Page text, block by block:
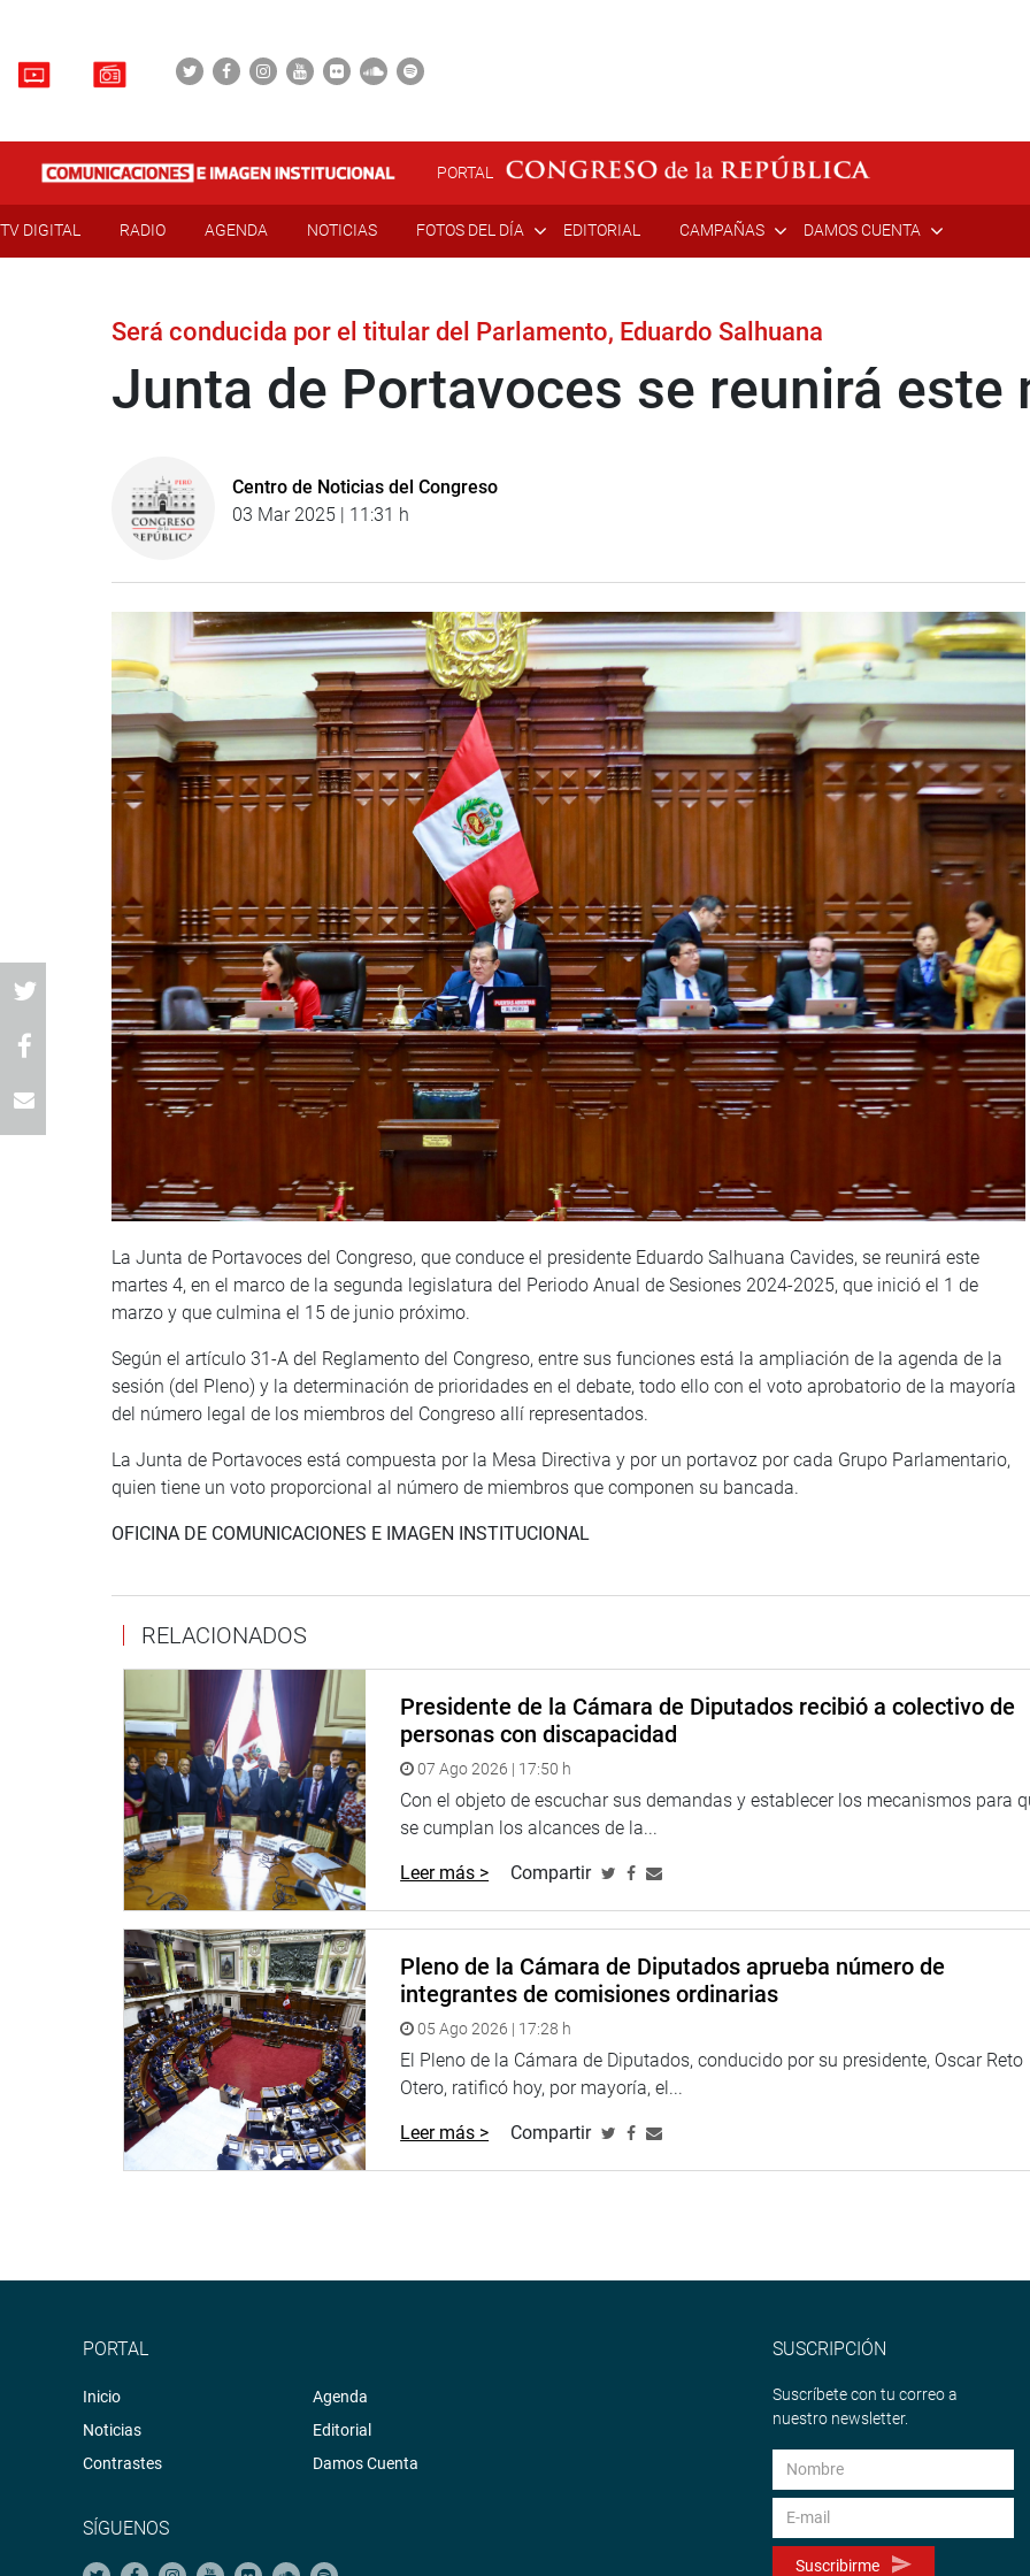
PORTAL
TV DIGITAL RADIO AGENDA NOTICIAS FOTOS DEL DÍA EDITORIAL CAMPAÑAS DAMOS CUENTA
Será conducida por el titular del Parlamento, Eduardo Salhuana
Junta de Portavoces se reunirá este
Centro de Noticias del Congreso
03 Mar 2025 | 11:31 h
La Junta de Portavoces del Congreso, que conduce el presidente Eduardo Salhuana Cavides, se reunirá este
martes 4, en el marco de la segunda legislatura del Periodo Anual de Sesiones 2024-2025, que inició el 1 de
marzo y que culmina el 15 de junio próximo.
Según el artículo 31-A del Reglamento del Congreso, entre sus funciones está la ampliación de la agenda de la
sesión (del Pleno) y la determinación de prioridades en el debate, todo ello con el voto aprobatorio de la mayoría
del número legal de los miembros del Congreso allí representados.
La Junta de Portavoces está compuesta por la Mesa Directiva y por un portavoz por cada Grupo Parlamentario,
quien tiene un voto proporcional al número de miembros que componen su bancada.
OFICINA DE COMUNICACIONES E IMAGEN INSTITUCIONAL
RELACIONADOS
Presidente de la Cámara de Diputados recibió a colectivo de
personas con discapacidad
07 Ago 2026 | 17:50 h
Con el objeto de escuchar sus demandas y establecer los mecanismos para
se cumplan los alcances de la...
Leer más > Compartir
Pleno de la Cámara de Diputados aprueba número de
integrantes de comisiones ordinarias
05 Ago 2026 | 17:28 h
El Pleno de la Cámara de Diputados, conducido por su presidente, Oscar Reto
Otero, ratificó hoy, por mayoría, el...
Leer más > Compartir
PORTAL
Inicio
Noticias
Contrastes
Agenda
Editorial
Damos Cuenta
SÍGUENOS
SUSCRIPCIÓN
Suscríbete con tu correo a
nuestro newsletter.
Suscribirme